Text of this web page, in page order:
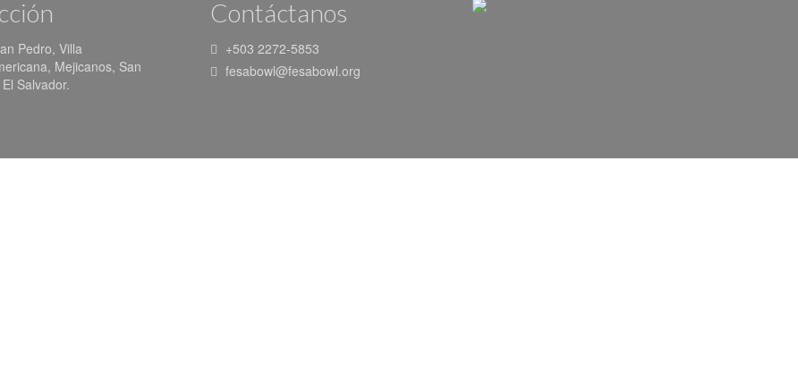
Pedro, Villa
Mejicanos, San
Salvador.
Contáctanos
+503 2272-5853
fesabowl@fesabowl.org